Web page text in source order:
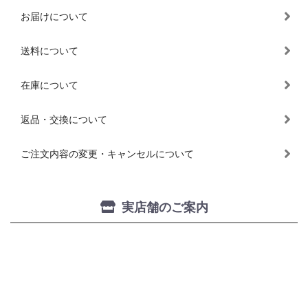
お届けについて
送料について
在庫について
返品・交換について
ご注文内容の変更・キャンセルについて
実店舗のご案内